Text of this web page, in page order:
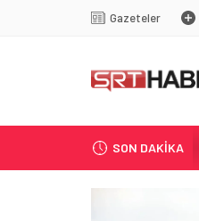
Gazeteler
SON DAKİKA